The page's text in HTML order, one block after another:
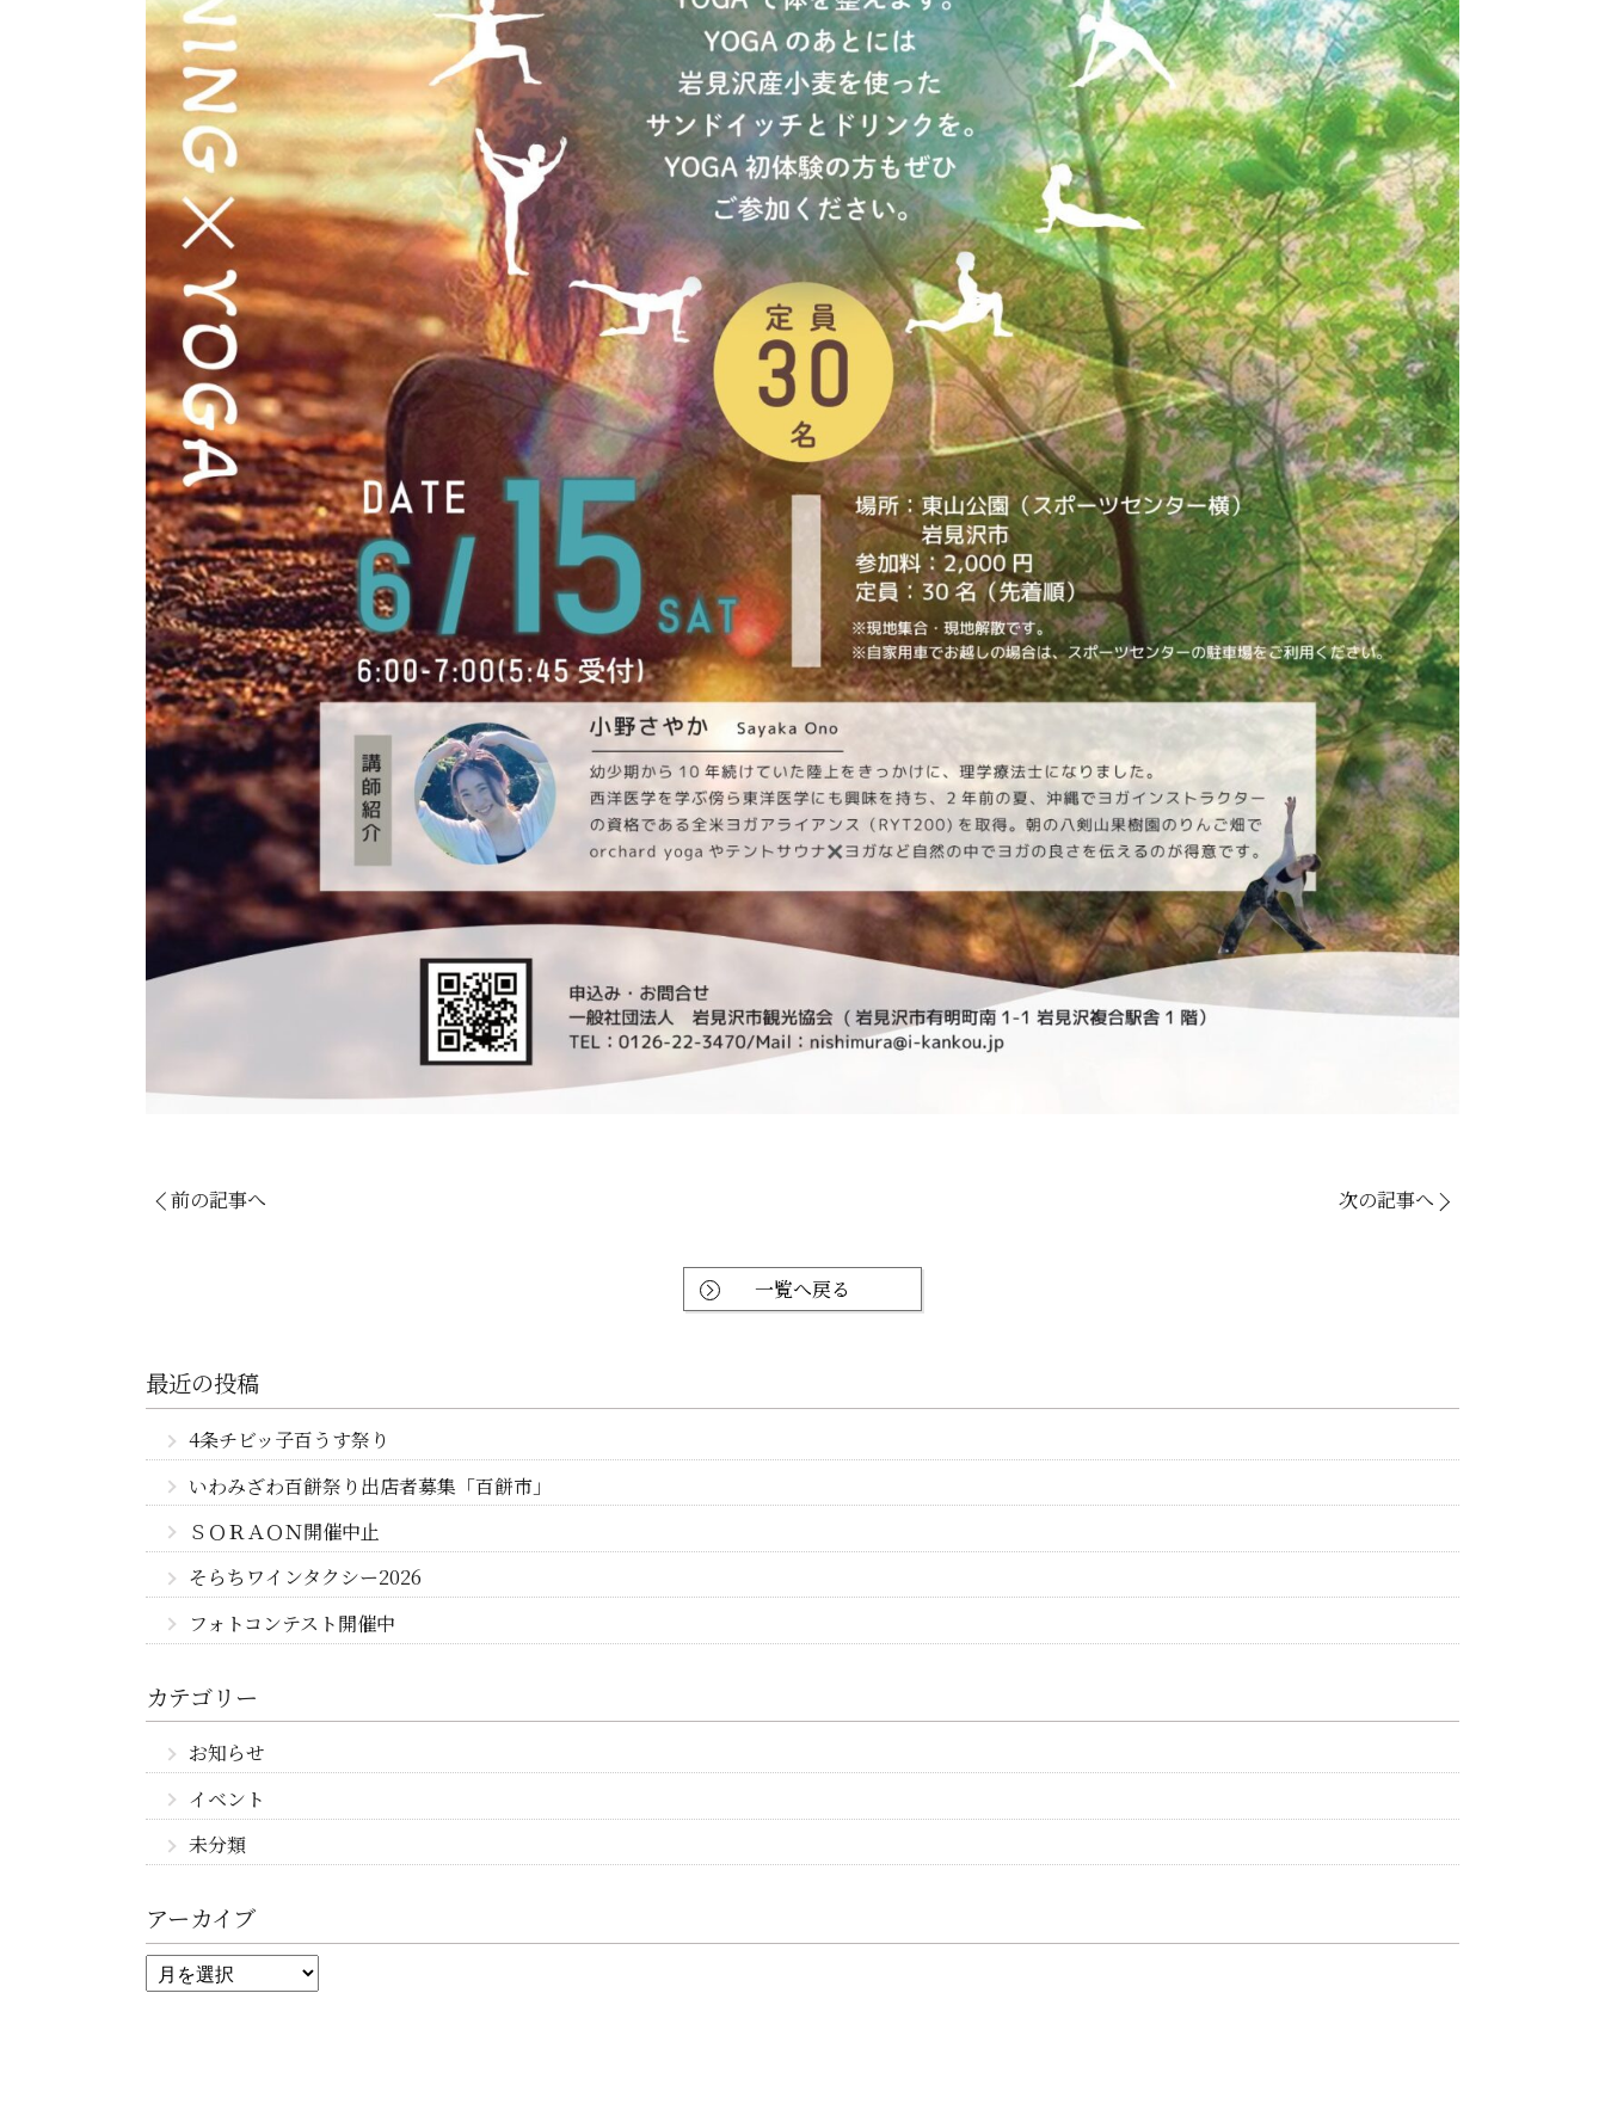
前の記事へ 次の記事へ
一覧へ戻る
最近の投稿
4条チビッ子百うす祭り
いわみざわ百餅祭り出店者募集「百餅市」
ＳＯＲＡＯＮ開催中止
そらちワインタクシー2026
フォトコンテスト開催中
カテゴリー
お知らせ
イベント
未分類
アーカイブ